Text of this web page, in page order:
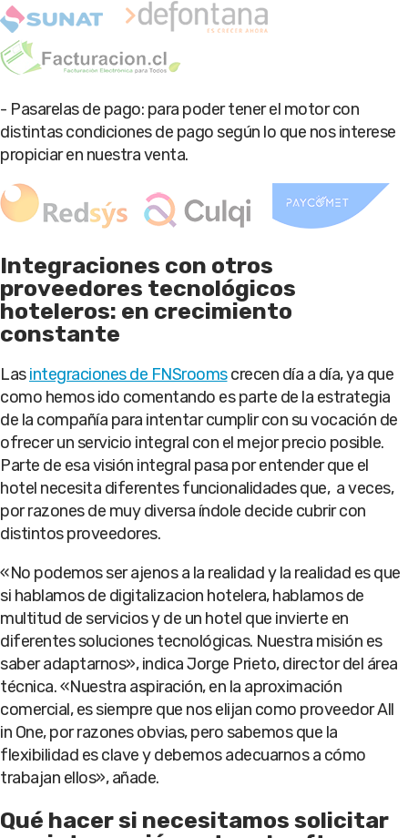
- Pasarelas de pago: para poder tener el motor con
distintas condiciones de pago según lo que nos interese
propiciar en nuestra venta.
Integraciones con otros
proveedores tecnológicos
hoteleros: en crecimiento
constante
Lasintegraciones de FNSroomscrecen día a día, ya que
como hemos ido comentando es parte de la estrategia
de la compañía para intentar cumplir con su vocación de
ofrecer un servicio integral con el mejor precio posible.
Parte de esa visión integral pasa por entender que el
hotel necesita diferentes funcionalidades que, a veces,
por razones de muy diversa índole decide cubrir con
distintos proveedores.
«No podemos ser ajenos a la realidad y la realidad es que
si hablamos de digitalizacion hotelera, hablamos de
multitud de servicios y de un hotel que invierte en
diferentes soluciones tecnológicas. Nuestra misión es
saber adaptarnos», indica Jorge Prieto, director del área
técnica. «Nuestra aspiración, en la aproximación
comercial, es siempre que nos elijan como proveedor All
in One, por razones obvias, pero sabemos que la
flexibilidad es clave y debemos adecuarnos a cómo
trabajan ellos», añade.
Qué hacer si necesitamos solicitar